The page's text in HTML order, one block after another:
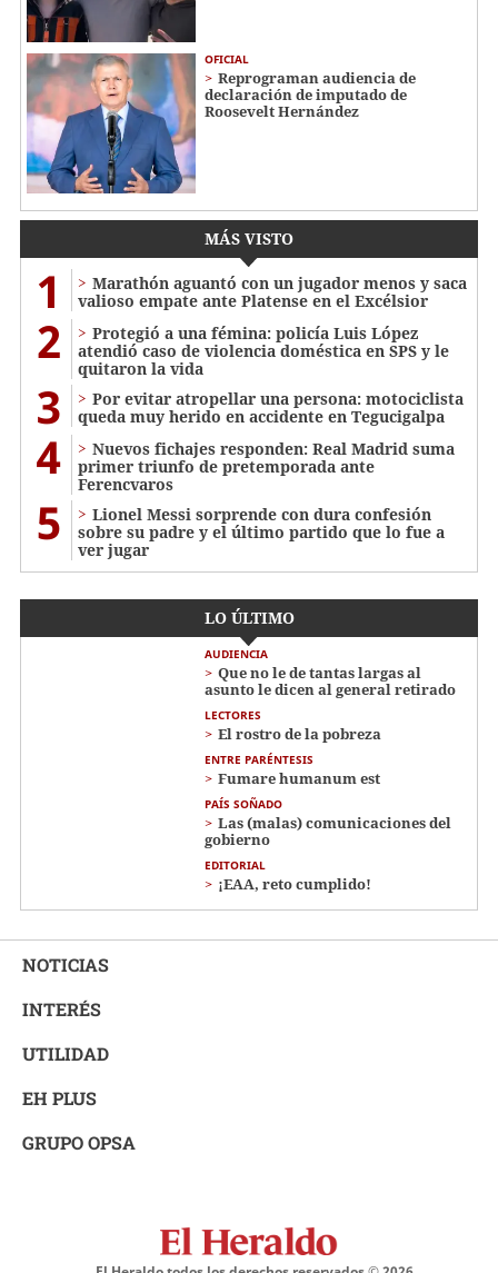
OFICIAL
Reprograman audiencia de
declaración de imputado de
Roosevelt Hernández
MÁS VISTO
1
Marathón aguantó con un jugador menos y saca
valioso empate ante Platense en el Excélsior
2
Protegió a una fémina: policía Luis López
atendió caso de violencia doméstica en SPS y le
quitaron la vida
3
Por evitar atropellar una persona: motociclista
queda muy herido en accidente en Tegucigalpa
4
Nuevos fichajes responden: Real Madrid suma
primer triunfo de pretemporada ante
Ferencvaros
5
Lionel Messi sorprende con dura confesión
sobre su padre y el último partido que lo fue a
ver jugar
LO ÚLTIMO
AUDIENCIA
Que no le de tantas largas al
asunto le dicen al general retirado
LECTORES
El rostro de la pobreza
ENTRE PARÉNTESIS
Fumare humanum est
PAÍS SOÑADO
Las (malas) comunicaciones del
gobierno
EDITORIAL
¡EAA, reto cumplido!
NOTICIAS
INTERÉS
UTILIDAD
EH PLUS
GRUPO OPSA